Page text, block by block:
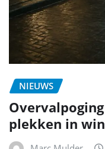
NIEUWS
plekken in